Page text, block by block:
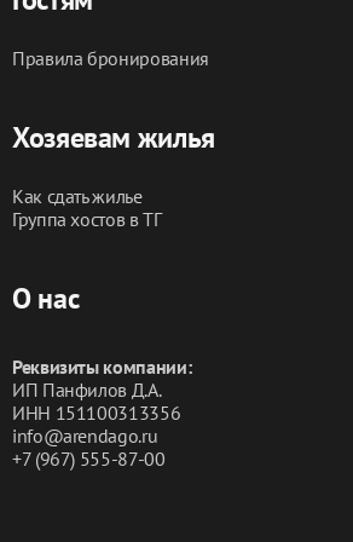
Правила бронирования
Хозяевам жилья
Как сдать жилье
Группа хостов в ТГ
О нас
Реквизиты компании:
ИП Панфилов Д.А.
ИНН 151100313356
info@arendago.ru
+7 (967) 555-87-00